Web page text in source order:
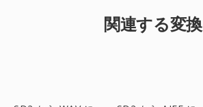
関連する変換